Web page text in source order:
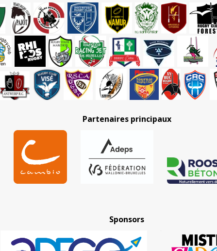
Partenaires principaux
Sponsors